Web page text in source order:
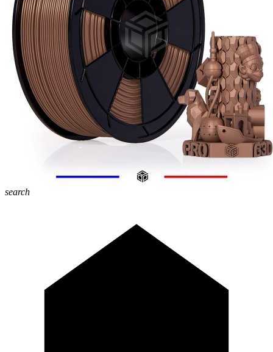
search